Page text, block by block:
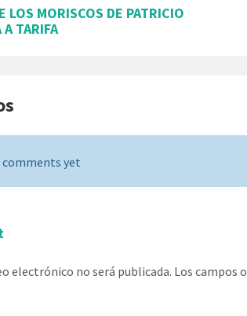
LOS MORISCOS DE PATRICIO
TARIFA
comments yet
electrónico no será publicada. Los campos